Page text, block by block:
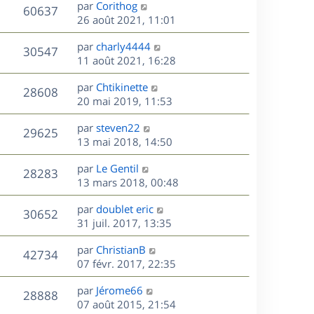
e
s
n
i
e
r
m
e
s
s
a
g
e
60637V
u
s
D
e
r
n
i
e
r
m
e
s
s
a
g
e
par Corithog
26 août 2021, 11:01
30547V
u
e
D
e
r
n
i
e
r
m
e
s
s
a
g
e
par charly4444
11 août 2021, 16:28
28608V
u
s
D
e
r
n
i
e
r
m
e
s
s
a
g
e
par Chtikinette
20 mai 2019, 11:53
29625V
u
e
s
D
e
r
n
i
e
r
m
e
s
s
a
g
e
par steven22
13 mai 2018, 14:50
28283V
u
e
D
e
r
n
i
e
r
m
e
s
s
par Le Gentil
13 mars 2018, 00:48
30652V
u
s
D
e
r
n
i
e
r
m
par doublet eric
31 juil. 2017, 13:35
42734V
u
e
D
e
r
n
i
par ChristianB
07 févr. 2017, 22:35
28888V
D
e
par Jérome66
07 août 2015, 21:54